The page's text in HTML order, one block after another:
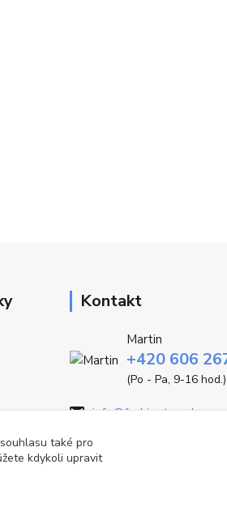
Kontakt
Martin
+420 606
(Po - Pa, 9-16 hod.)
info@fashiontrend.cz
také pro
kdykoli upravit